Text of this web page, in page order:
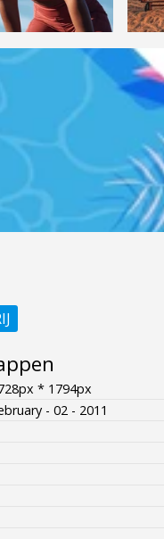
* 1794px
- 02 - 2011